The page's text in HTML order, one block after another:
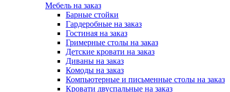
Мебель на заказ
Барные стойки
Гардеробные на заказ
Гостиная на заказ
Гримерные столы на заказ
Детские кровати на заказ
Диваны на заказ
Комоды на заказ
Компьютерные и письменные столы на заказ
Кровати двуспальные на заказ